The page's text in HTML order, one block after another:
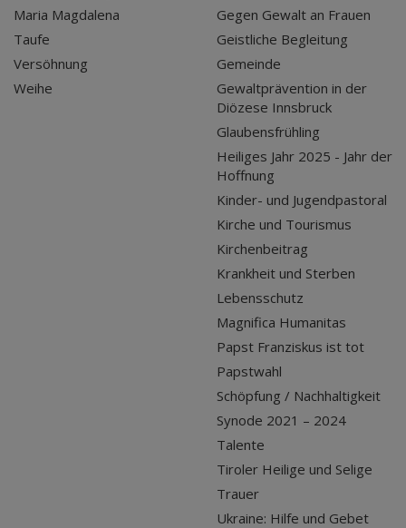
Maria Magdalena
Taufe
Versöhnung
Weihe
Gegen Gewalt an Frauen
Geistliche Begleitung
Gemeinde
Gewaltprävention in der
Diözese Innsbruck
Glaubensfrühling
Heiliges Jahr 2025 - Jahr der
Hoffnung
Kinder- und Jugendpastoral
Kirche und Tourismus
Kirchenbeitrag
Krankheit und Sterben
Lebensschutz
Magnifica Humanitas
Papst Franziskus ist tot
Papstwahl
Schöpfung / Nachhaltigkeit
Synode 2021 – 2024
Talente
Tiroler Heilige und Selige
Trauer
Ukraine: Hilfe und Gebet